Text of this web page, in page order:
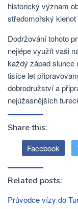
historický význam
středomořský
Dodržování tohoto
nejlépe využít vaši
každý západ slunce
tisíce let
dobrodružství a
nejúžasnějších
Share this:
Facebook
Related posts:
Průvodce vízy do